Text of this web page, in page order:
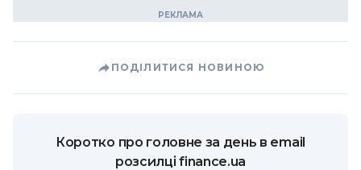
ПОДІЛИТИСЯ НОВИНОЮ
Коротко про головне за день в email
розсилці finance.ua